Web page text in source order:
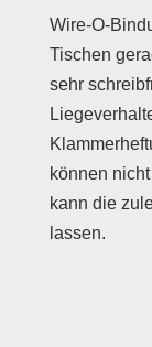
Wire-O-
Tischen
sehr
können
kann die
lassen.